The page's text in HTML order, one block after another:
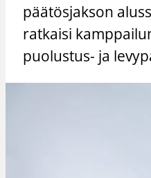
päätösjakson
ratkaisi
puolustus- ja